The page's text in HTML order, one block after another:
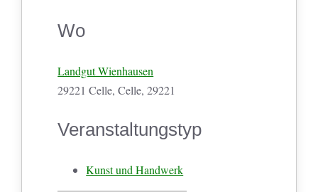
Wo
Landgut Wienhausen
29221 Celle, Celle, 29221
Veranstaltungstyp
Kunst und Handwerk